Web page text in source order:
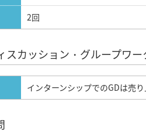
2回
スカッション・グループワー
インターンシップでのGDは売